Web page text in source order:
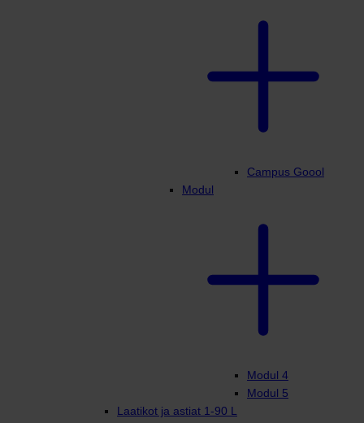
Campus Goool
Modul
Modul 4
Modul 5
Laatikot ja astiat 1-90 L